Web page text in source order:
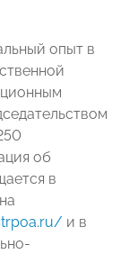
опыт в
об
в
и в